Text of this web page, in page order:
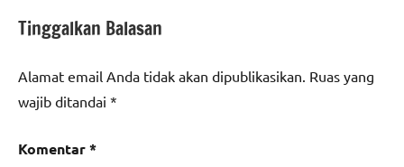
Tinggalkan Balasan
Alamat email Anda tidak akan dipublikasikan. Ruas yang
wajib ditandai *
Komentar*